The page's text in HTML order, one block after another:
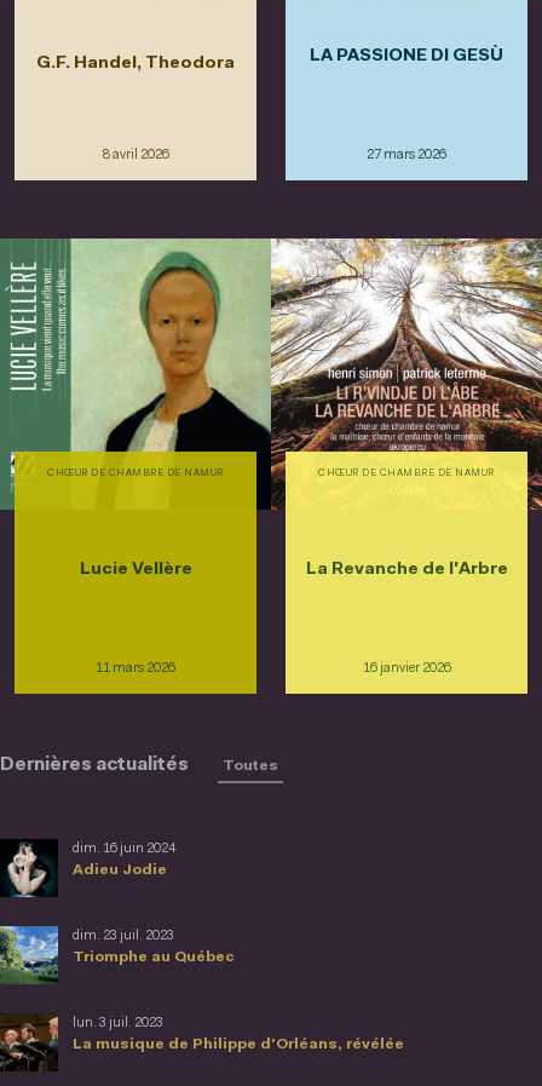
G.F. Handel, Theodora
8 avril 2026
LA PASSIONE DI GESÙ
27 mars 2026
CHŒUR DE CHAMBRE DE NAMUR
Lucie Vellère
11 mars 2026
CHŒUR DE CHAMBRE DE NAMUR
La Revanche de l'Arbre
16 janvier 2026
Dernières actualités Toutes
Adieu Jodie
dim. 16 juin 2024
Triomphe au Québec
dim. 23 juil. 2023
La musique de Philippe d'Orléans, révélée
lun. 3 juil. 2023